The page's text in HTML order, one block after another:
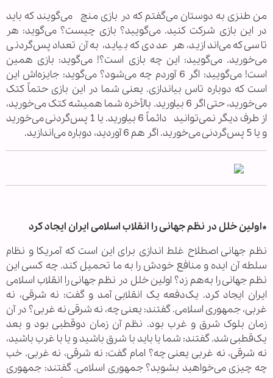
من طنزی به دوستان می‌گفتم که در بازی منچ می‌گویند که باید
در این بازی شرکت کنید. می‌گویید؟ بازی چیست؟ می‌گوید: هر
تاسی که می‌اندازید، هر عددی که بیاید، به آن تعداد پس‌گردنی
می‌خورید. می‌گویید: این چه بازی است؟! می‌گوید: بازی همین
است! می‌گویید: اگر 6 آوردم چه می‌شود؟ می‌گوید: جایزه‌اش این
است که دوباره تاس بیاندازی. یعنی شما در این بازی حتماً کتک
می‌خورید، حتی اگر 6 بیاورید. بالأخره شما همیشه کتک می‌خورید،
از طرف دیگر نمی‌توانید دائماً 6 بیاورید. یا 1 پس‌گردنی می‌خورید
و یا 5 پس‌گردنی می‌خورید. اگر هم 6 آوردید، دوباره می‌اندازید.
*اولین خلل در نظم جهانی را انقلاب اسلامی ایران ایجاد کرد
نظم جهانی اصطلاح غلط‌ اندازی برای این است که آمریکا و نظام
سلطه آن ایده و منافع خودش را به ما تحمیل کند. چه کسی این
نظم جهانی را به‌هم زد؟ اولین خلل در نظم جهانی را انقلاب اسلامی
ایران ایجاد کرد. یک‌دفعه یک انقلابی آمد و گفت: نه شرقی، نه
غربی، جمهوری اسلامی. گفتند: یعنی چه، نه شرقی نه غربی؟ در آن
زمان بلوک شرق و غرب بود. نظم آن زمان دوقطبی بود و بعد
یک‌قطبی شد. گفتند: شما یا باید با شرق باشید و یا با غرب باشید،
نه شرقی، نه غربی یعنی چه؟ امام گفت: نه شرقی، نه غربی. خب
چه چیزی می‌خواهید بشوید؟ جمهوری اسلامی. گفتند: جمهوری